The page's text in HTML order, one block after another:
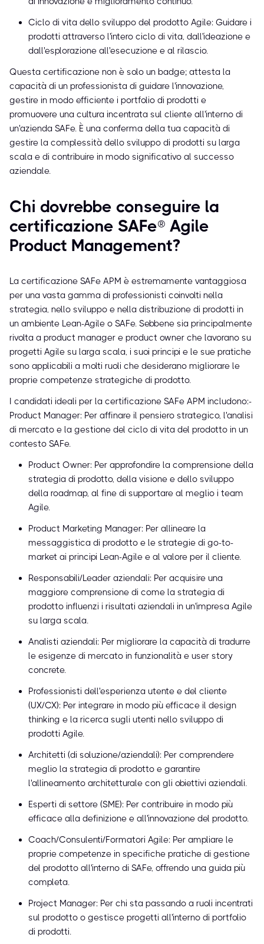
Ciclo di vita dello sviluppo del prodotto Agile: Guidare i
prodotti attraverso l'intero ciclo di vita, dall'ideazione e
dall'esplorazione all'esecuzione e al rilascio.
Questa certificazione non è solo un badge; attesta la
capacità di un professionista di guidare l'innovazione,
gestire in modo efficiente i portfolio di prodotti e
promuovere una cultura incentrata sul cliente all'interno di
un'azienda SAFe. È una conferma della tua capacità di
gestire la complessità dello sviluppo di prodotti su larga
scala e di contribuire in modo significativo al successo
aziendale.
Chi dovrebbe conseguire la
certificazione SAFe® Agile
Product Management?
La certificazione SAFe APM è estremamente vantaggiosa
per una vasta gamma di professionisti coinvolti nella
strategia, nello sviluppo e nella distribuzione di prodotti in
un ambiente Lean-Agile o SAFe. Sebbene sia principalmente
rivolta a product manager e product owner che lavorano su
progetti Agile su larga scala, i suoi principi e le sue pratiche
sono applicabili a molti ruoli che desiderano migliorare le
proprie competenze strategiche di prodotto.
I candidati ideali per la certificazione SAFe APM includono:-
Product Manager: Per affinare il pensiero strategico, l'analisi
di mercato e la gestione del ciclo di vita del prodotto in un
contesto SAFe.
Product Owner: Per approfondire la comprensione della
strategia di prodotto, della visione e dello sviluppo
della roadmap, al fine di supportare al meglio i team
Agile.
Product Marketing Manager: Per allineare la
messaggistica di prodotto e le strategie di go-to-
market ai principi Lean-Agile e al valore per il cliente.
Responsabili/Leader aziendali: Per acquisire una
maggiore comprensione di come la strategia di
prodotto influenzi i risultati aziendali in un'impresa Agile
su larga scala.
Analisti aziendali: Per migliorare la capacità di tradurre
le esigenze di mercato in funzionalità e user story
concrete.
Professionisti dell'esperienza utente e del cliente
(UX/CX): Per integrare in modo più efficace il design
thinking e la ricerca sugli utenti nello sviluppo di
prodotti Agile.
Architetti (di soluzione/aziendali): Per comprendere
meglio la strategia di prodotto e garantire
l'allineamento architetturale con gli obiettivi aziendali.
Esperti di settore (SME): Per contribuire in modo più
efficace alla definizione e all'innovazione del prodotto.
Coach/Consulenti/Formatori Agile: Per ampliare le
proprie competenze in specifiche pratiche di gestione
del prodotto all'interno di SAFe, offrendo una guida più
completa.
Project Manager: Per chi sta passando a ruoli incentrati
sul prodotto o gestisce progetti all'interno di portfolio
di prodotti.